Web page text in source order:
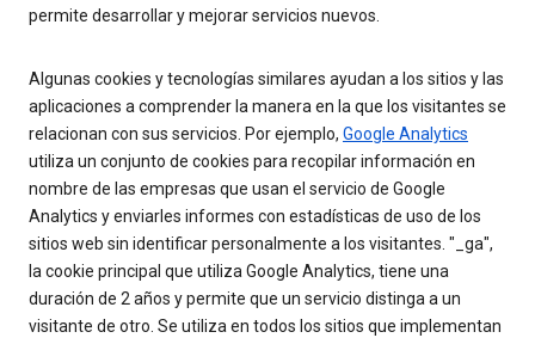
permite desarrollar y mejorar servicios nuevos.
Algunas cookies y tecnologías similares ayudan a los sitios y las
aplicaciones a comprender la manera en la que los visitantes se
relacionan con sus servicios. Por ejemplo, Google Analytics
utiliza un conjunto de cookies para recopilar información en
nombre de las empresas que usan el servicio de Google
Analytics y enviarles informes con estadísticas de uso de los
sitios web sin identificar personalmente a los visitantes. "_ga",
la cookie principal que utiliza Google Analytics, tiene una
duración de 2 años y permite que un servicio distinga a un
visitante de otro. Se utiliza en todos los sitios que implementan